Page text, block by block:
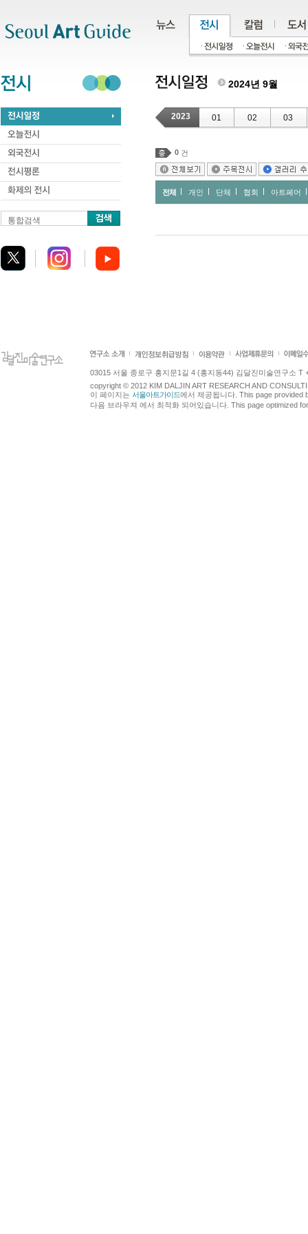
통합검색
2024년 9월
2023 01 02 03
0 건
전체 개인 단체 협회 아트페어
03015 서울 종로구 홍지문1길 4 (홍지동44) 김달진미술연구소 T
copyright © 2012 KIM DALJIN ART RESEARCH AND
이 페이지는 서울아트가이드에서 제공됩니다. This page provided
다음 브라우져 에서 최적화 되어있습니다. This page optimized